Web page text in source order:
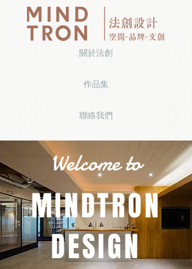
關於法創
作品集
聯絡我們
Welcome to
MINDTRON
DESIGN